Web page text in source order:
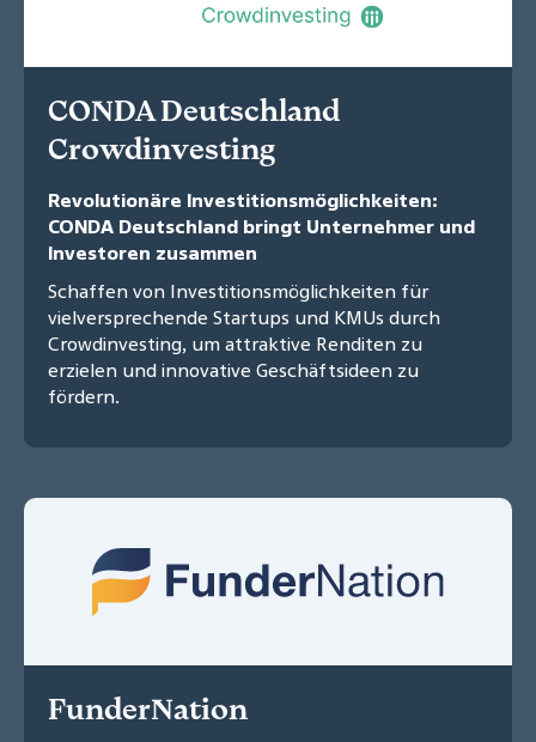
CONDA Deutschland
Crowdinvesting
Revolutionäre Investitionsmöglichkeiten:
CONDA Deutschland bringt Unternehmer und
Investoren zusammen
Schaffen von Investitionsmöglichkeiten für
vielversprechende Startups und KMUs durch
Crowdinvesting, um attraktive Renditen zu
erzielen und innovative Geschäftsideen zu
fördern.
FunderNation